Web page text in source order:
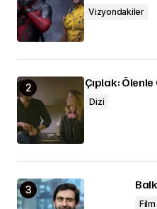
Vizyondakiler
Çıplak:
Dizi
Film